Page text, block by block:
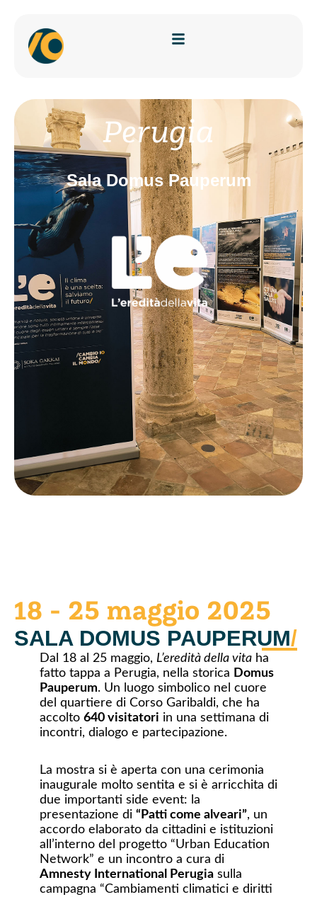
Perugia
Sala Domus Pauperum
18 - 25 maggio 2025
SALA DOMUS PAUPERUM/
Dal 18 al 25 maggio, L’eredità della vitaha
fatto tappa a Perugia, nella storica Domus
Pauperum. Un luogo simbolico nel cuore
del quartiere di Corso Garibaldi, che ha
accolto 640 visitatori in una settimana di
incontri, dialogo e partecipazione.
La mostra si è aperta con una cerimonia
inaugurale molto sentita e si è arricchita di
due importanti side event: la
presentazione di “Patti come alveari”, un
accordo elaborato da cittadini e istituzioni
all’interno del progetto “Urban Education
Network” e un incontro a cura di
Amnesty International Perugiasulla
campagna “Cambiamenti climatici e diritti